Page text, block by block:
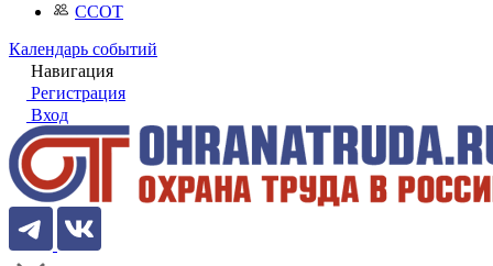
ССОТ
Календарь событий
Навигация
Регистрация
Вход